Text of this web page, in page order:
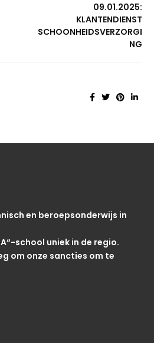
09.01.2025:
KLANTENDIENST
SCHOONHEIDSVERZORGI
NG
en beroepsonderwijs in
school uniek in de regio.
om onze sancties om te